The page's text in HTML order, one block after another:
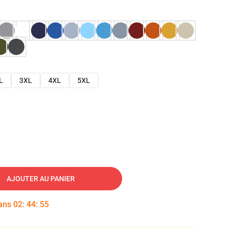
3XL 4XL 5XL
AJOUTER AU PANIER
02: 44: 54